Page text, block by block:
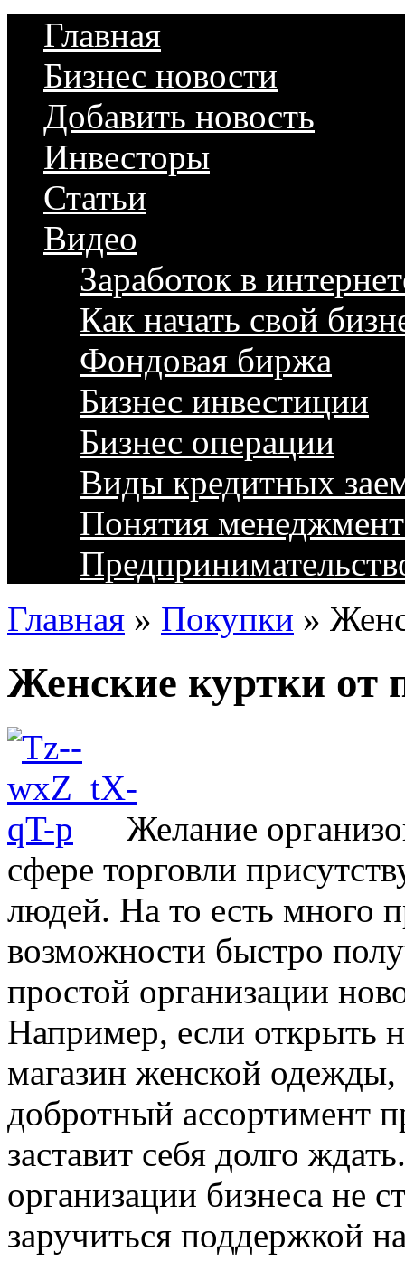
Главная
Бизнес новости
Добавить новость
Инвесторы
Статьи
Видео
Заработок в
Как начать свой
Фондовая биржа
Бизнес инвестиции
Бизнес операции
Виды кредитных
Понятия
Главная » Покупки »
Женские куртки от
Желание
сфере торговли
людей. На то есть много
возможности быстро
простой организации
Например, если открыть
магазин женской
добротный ассортимент
заставит себя долго
организации бизнеса не
заручиться поддержкой